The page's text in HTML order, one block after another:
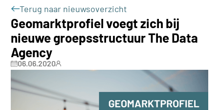
Terug naar nieuwsoverzicht
Geomarktprofiel voegt zich bij
nieuwe groepsstructuur The Data
Agency
06.06.2020